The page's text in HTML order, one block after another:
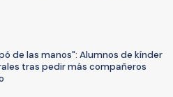
de las manos": Alumnos de kínder
tras pedir más compañeros